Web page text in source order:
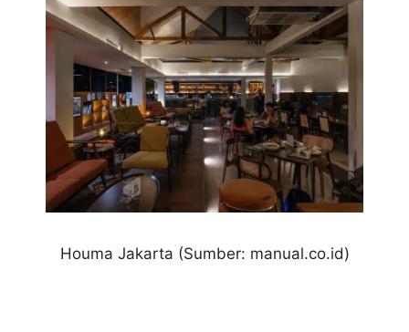
Houma Jakarta (Sumber: manual.co.id)